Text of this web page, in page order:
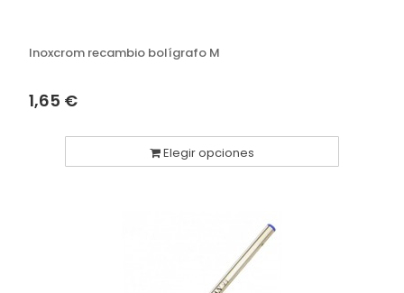
Inoxcrom recambio bolígrafo M
1,65 €
Elegir opciones